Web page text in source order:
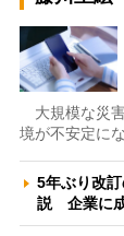
大規模な災
境が不安定に
5年ぶり改
説 企業に